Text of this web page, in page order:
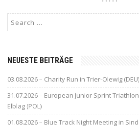
NEUESTE BEITRÄGE
03.08.2026 – Charity Run in Trier-Olewig (DEU)
31.07.2026 – European Junior Sprint
Elblag (POL)
01.08.2026 – Blue Track Night Meeting in